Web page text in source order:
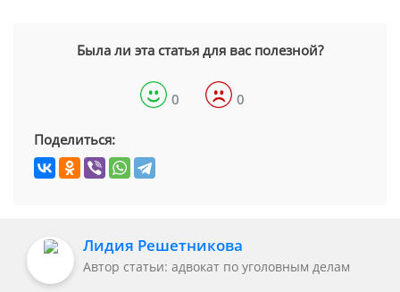
Была ли эта статья для вас полезной?
0 0
Поделиться:
Лидия Решетникова
Автор статьи: адвокат по уголовным делам